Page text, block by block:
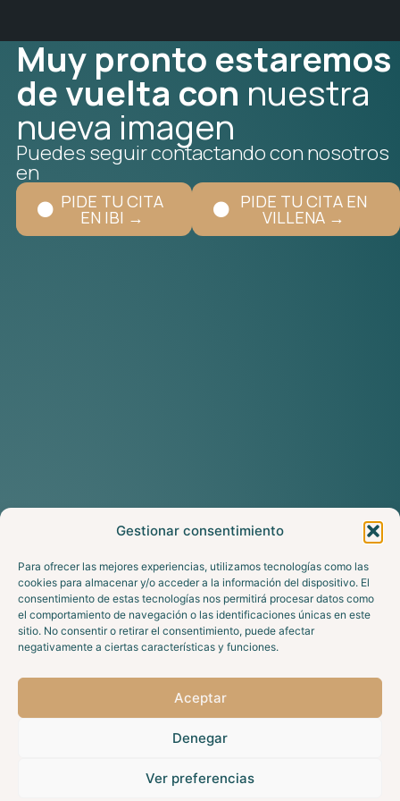
Gestionar consentimiento
Para ofrecer las mejores experiencias, utilizamos tecnologías como las
cookies para almacenar y/o acceder a la información del dispositivo. El
consentimiento de estas tecnologías nos permitirá procesar datos como
el comportamiento de navegación o las identificaciones únicas en este
sitio. No consentir o retirar el consentimiento, puede afectar
negativamente a ciertas características y funciones.
Aceptar
Denegar
Ver preferencias
Muy pronto estaremos
de vuelta con nuestra
nueva imagen
Puedes seguir contactando con nosotros
en
PIDE TU CITA
EN IBI →
PIDE TU CITA EN
VILLENA →